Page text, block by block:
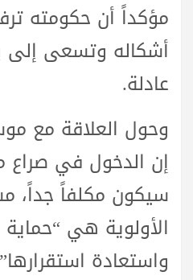
مؤكداً أن حكومته
أشكاله وتسعى إلى
عادلة.
وحول العلاقة مع
إن الدخول في صراع
سيكون مكلفاً جداً،
الأولوية هي “حماية
واستعادة